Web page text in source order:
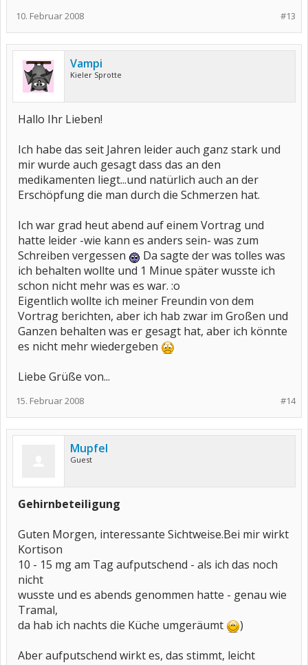
#13
10. Februar 2008
Vampi
Kieler Sprotte
Hallo Ihr Lieben!
Ich habe das seit Jahren leider auch ganz stark und
mir wurde auch gesagt dass das an den
medikamenten liegt...und natürlich auch an der
Erschöpfung die man durch die Schmerzen hat.
Ich war grad heut abend auf einem Vortrag und
hatte leider -wie kann es anders sein- was zum
Schreiben vergessen
Da sagte der was tolles was
ich behalten wollte und 1 Minue später wusste ich
schon nicht mehr was es war. :o
Eigentlich wollte ich meiner Freundin von dem
Vortrag berichten, aber ich hab zwar im Großen und
Ganzen behalten was er gesagt hat, aber ich könnte
es nicht mehr wiedergeben
Liebe Grüße von...
#14
15. Februar 2008
Mupfel
Guest
Gehirnbeteiligung
Guten Morgen, interessante Sichtweise.Bei mir wirkt
Kortison
10 - 15 mg am Tag aufputschend - als ich das noch
nicht
wusste und es abends genommen hatte - genau wie
Tramal,
da hab ich nachts die Küche umgeräumt
)
Aber aufputschend wirkt es, das stimmt, leicht